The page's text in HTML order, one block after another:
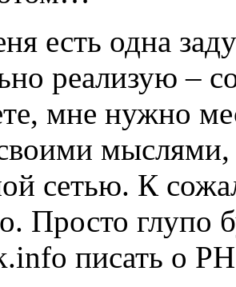
есть одна
реализую –
мне нужно
сетью. К
Просто глупо
писать о